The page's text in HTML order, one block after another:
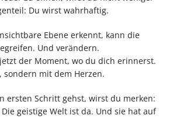
Du wirst wahrhaftig.
Ebene erkennt, kann die
Und verändern.
der Moment, wo du dich erinnerst.
sondern mit dem Herzen.
ersten Schritt gehst, wirst du merken:
geistige Welt ist da. Und sie hat auf